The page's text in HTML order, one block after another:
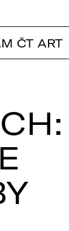
ČT ART